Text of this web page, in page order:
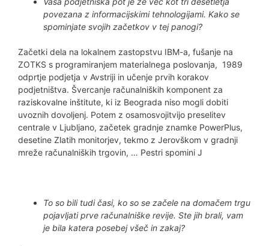
povezana z informacijskimi tehnologijami. Kako se
spominjate svojih začetkov v tej panogi?
Začetki dela na lokalnem zastopstvu IBM-a, fušanje na
ZOTKS s programiranjem materialnega poslovanja, 1989
odprtje podjetja v Avstriji in učenje prvih korakov
podjetništva. Švercanje računalniških komponent za
raziskovalne inštitute, ki iz Beograda niso mogli dobiti
uvoznih dovoljenj. Potem z osamosvojitvijo preselitev
centrale v Ljubljano, začetek gradnje znamke PowerPlus,
desetine Zlatih monitorjev, tekmo z Jerovškom v gradnji
mreže računalniških trgovin, … Pestri spomini J
To so bili tudi časi, ko so se začele na domačem trgu
pojavljati prve računalniške revije. Ste jih brali, vam
je bila katera posebej všeč in zakaj?